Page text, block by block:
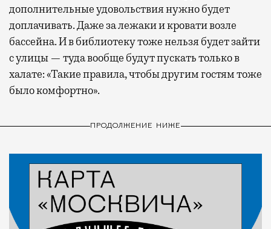
дополнительные удовольствия нужно будет
доплачивать. Даже за лежаки и кровати возле
бассейна. И в библиотеку тоже нельзя будет зайти
с улицы — туда вообще будут пускать только в
халате: «Такие правила, чтобы другим гостям тоже
было комфортно».
ПРОДОЛЖЕНИЕ НИЖЕ